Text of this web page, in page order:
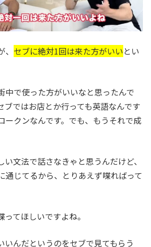
セブに絶対1回は来た方がいいとい
中で使った方がいいなと思ったんで
ブではお店とか行っても英語なんです
ークンなんです。でも、もうそれで成
文法で話さなきゃと思うんだけど、
通じてるから、とりあえず喋ればって
てほしいですよね。
いんだというのをセブで見てもらう